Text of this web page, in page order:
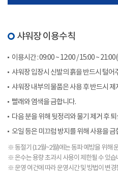
샤워장 이용수칙
이용시간 : 09:00 ~ 12:00 / 15:00 ~
샤워장 입장시 신발의 흙을 반드시 털어
샤워장 내부의 물품은 사용 후 반드시
빨래와 염색을 금합니다.
다음 분을 위해 뒷정리와 물기 제거 후
오일 등은 미끄럼 방지를 위해 사용을 금
※ 동절기 (12월~2월)에는 동파 예방을 위해
※ 온수는 용량 초과시 사용이 제한될 수 있습
※ 운영 여건에 따라 운영시간 및 방법이 변경